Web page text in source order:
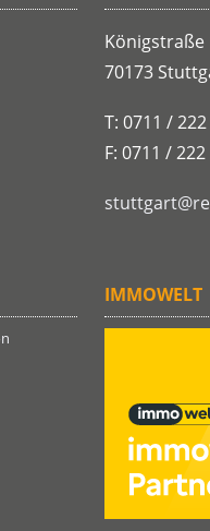
Königstraße
70173
T: 0711 / 222
F: 0711 /
IMMOWELT